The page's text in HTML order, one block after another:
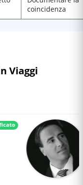
coincidenza
Viaggi